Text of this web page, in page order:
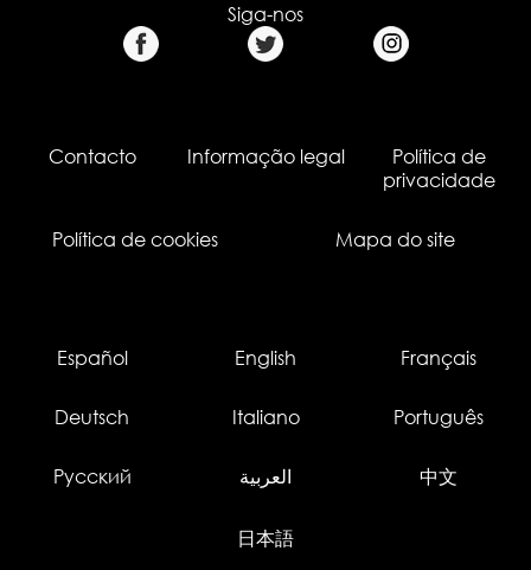
Siga-nos
Contacto Informação legal
Política de
privacidade
Política de cookies Mapa do site
Español English Français
Deutsch Italiano Português
Русский العربية 中文
日本語